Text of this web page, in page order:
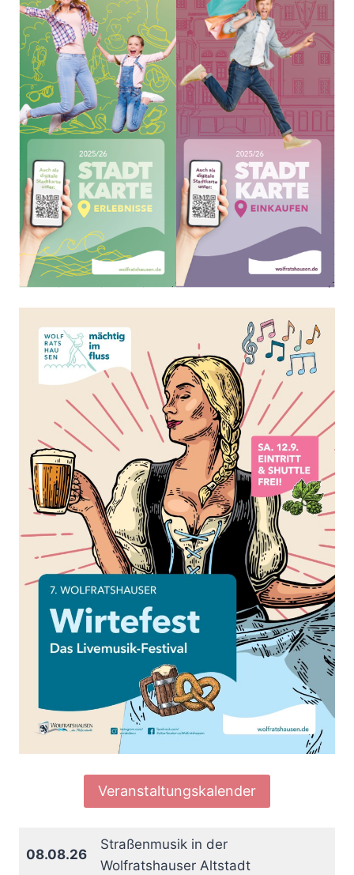
Veranstaltungskalender
08.08.26
Straßenmusik in der
Wolfratshauser Altstadt